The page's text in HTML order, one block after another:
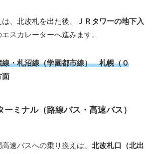
、北改札を出た後、
ＪＲタワーの地下入
スカレーターへ進みます。
線・札沼線（学園都市線） 札幌（０
面
ーミナル（路線バス・高速バス）
速バスへの乗り換えは、 北改札口（北出